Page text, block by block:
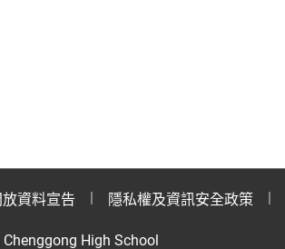
資料宣告 隱私權及資訊安全政策
High School